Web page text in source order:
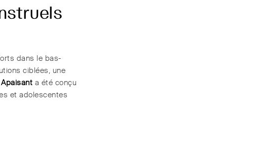
dans le bas-
ciblées, une
a été conçu
et adolescentes